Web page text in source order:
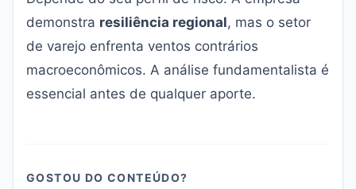
demonstra resiliência regional, mas o setor
de varejo enfrenta ventos contrários
macroeconômicos. A análise fundamentalista é
essencial antes de qualquer aporte.
GOSTOU DO CONTEÚDO?